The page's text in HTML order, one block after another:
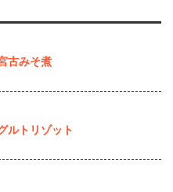
古みそ煮
ルトリゾット